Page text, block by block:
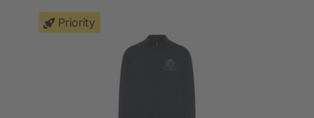
Priority